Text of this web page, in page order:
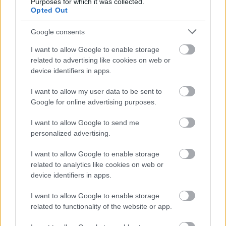
Opted Out
Google consents
I want to allow Google to enable storage
related to advertising like cookies on web or
device identifiers in apps.
I want to allow my user data to be sent to
Google for online advertising purposes.
I want to allow Google to send me
personalized advertising.
I want to allow Google to enable storage
related to analytics like cookies on web or
device identifiers in apps.
I want to allow Google to enable storage
related to functionality of the website or app.
Βόλος: Ποινική δίωξη για ανθρωποκτονία από
πρόθεση στον γυναικοκτόνο
Κοινωνία
Γυναικοκτονία στον Βόλο: Στον εισαγγελέα ο
40χρονος - «Έχει πεθάνει και αυτός, όπως και η
23 Αυγ 2025 16:27
σύζυγος